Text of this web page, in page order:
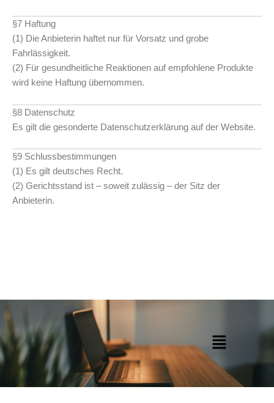
§7 Haftung
(1) Die Anbieterin haftet nur für Vorsatz und grobe
Fahrlässigkeit.
(2) Für gesundheitliche Reaktionen auf empfohlene Produkte
wird keine Haftung übernommen.
§8 Datenschutz
Es gilt die gesonderte Datenschutzerklärung auf der Website.
§9 Schlussbestimmungen
(1) Es gilt deutsches Recht.
(2) Gerichtsstand ist – soweit zulässig – der Sitz der
Anbieterin.